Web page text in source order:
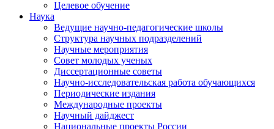
Целевое обучение
Наука
Ведущие научно-педагогические школы
Структура научных подразделений
Научные мероприятия
Совет молодых ученых
Диссертационные советы
Научно-исследовательская работа обучающихся
Периодические издания
Международные проекты
Научный дайджест
Национальные проекты России